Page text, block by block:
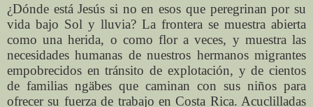
¿Dónde está Jesús si no en esos que peregrinan por su
vida bajo Sol y lluvia? La frontera se muestra abierta
como una herida, o como flor a veces, y muestra las
necesidades humanas de nuestros hermanos migrantes
empobrecidos en tránsito de explotación, y de cientos
de familias ngäbes que caminan con sus niños para
ofrecer su fuerza de trabajo en Costa Rica. Acuclilladas